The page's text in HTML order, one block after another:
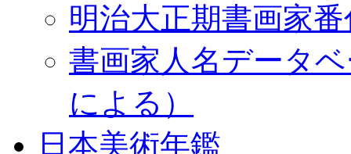
明治大正期書画家
書画家人名データ
による）
日本美術年鑑